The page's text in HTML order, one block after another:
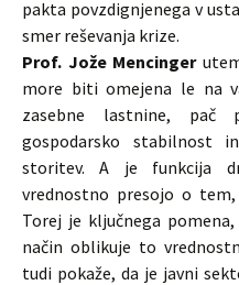
pakta povzdignjenega v
smer reševanja krize.
Prof. Jože Mencinger
more biti omejena le na
zasebne lastnine,
gospodarsko stabilnost
storitev. A je funkcija
vrednostno presojo o
Torej je ključnega
način oblikuje to
tudi pokaže, da je javni